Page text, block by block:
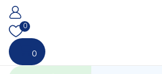
0
0